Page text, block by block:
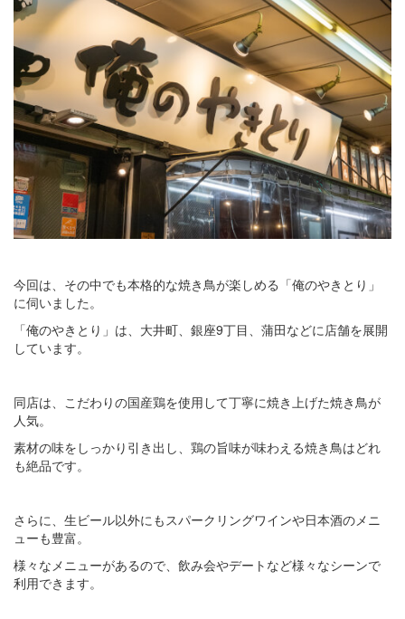
今回は、その中でも本格的な焼き鳥が楽しめる「俺のやきとり」
に伺いました。
「俺のやきとり」は、大井町、銀座9丁目、蒲田などに店舗を展開
しています。
同店は、こだわりの国産鶏を使用して丁寧に焼き上げた焼き鳥が
人気。
素材の味をしっかり引き出し、鶏の旨味が味わえる焼き鳥はどれ
も絶品です。
さらに、生ビール以外にもスパークリングワインや日本酒のメニ
ューも豊富。
様々なメニューがあるので、飲み会やデートなど様々なシーンで
利用できます。